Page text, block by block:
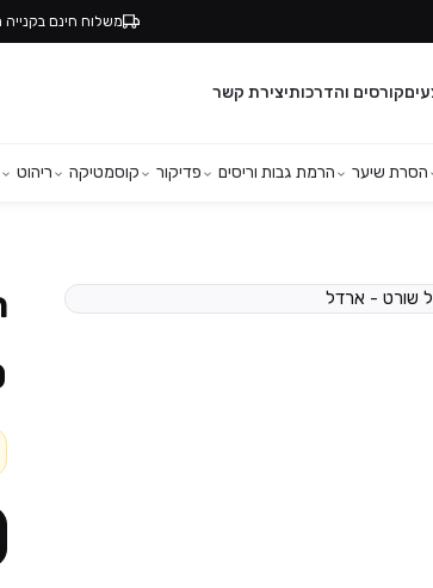
משלוח חינם בקנייה מעל
קורסים והדרכותיצירת קשר
הסרת שיער הרמת גבות וריסים פדיקור קוסמטיקה ריהוט